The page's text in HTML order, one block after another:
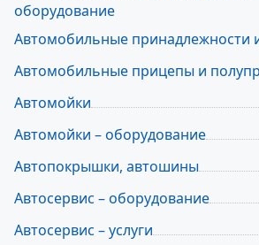
оборудование
Автомобильные принадлежности
Автомобильные прицепы и
Автомойки
Автомойки – оборудование
Автопокрышки, автошины
Автосервис – оборудование
Автосервис – услуги